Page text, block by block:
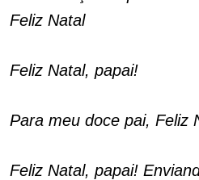
Feliz Natal
Feliz Natal, papai!
Para meu doce pai, Feliz
Feliz Natal, papai!